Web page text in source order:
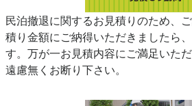
民泊撤退に関するお見積りのため、
積り金額にご納得いただきましたら
す。万が一お見積内容にご満足いた
遠慮無くお断り下さい。